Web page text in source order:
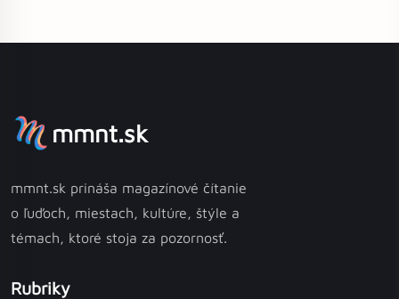
mmnt.sk
mmnt.sk prináša magazínové čítanie
o ľuďoch, miestach, kultúre, štýle a
témach, ktoré stoja za pozornosť.
Rubriky